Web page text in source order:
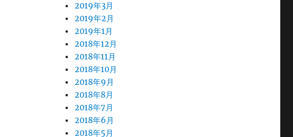
2019年3月
2019年2月
2019年1月
2018年12月
2018年11月
2018年10月
2018年9月
2018年8月
2018年7月
2018年6月
2018年5月